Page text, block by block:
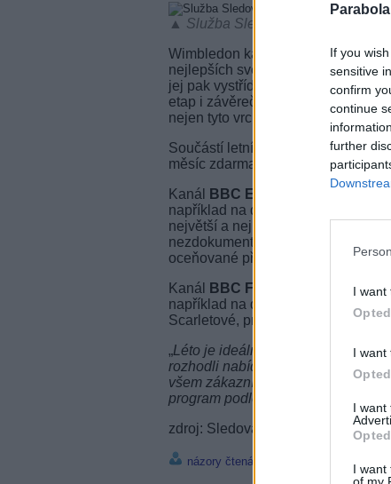
If you
sensitive
confirm
continue
further
I want
I want
I want
I want
of my
▲ Služba SledovaniTV. Ilustrační
Wimbledon každoročně přitahuje
nejlepších světových tenistů a
jej pak vystřídá Tour de France,
etap i závěrečný sprintů. Díky
nejen tyto vrcholy sportovního léta.
Součástí letní nabídky jsou také
měsíc zdarma dostupné všem
Kanál
BBC Earth
zavede diváky
například na dokumentární sérii
největší a nejrozmanitější
nezdokumentované příběhy z
oceňované přírodopisné pořady z
Kanál
BBC First
nabídne to
například na detektivní seriál
Scarletové, první soukromé
„Léto je ideální čas objevovat nové
rozhodli nabídnout zvýhodněný
všem zákazníkům dva prémiové
program podle svého gusta
zdroj: SledovaniTV
názory čtenářů